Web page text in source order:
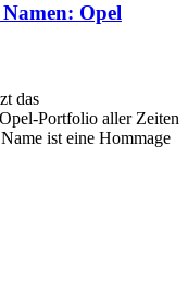
Opel
das
Portfolio aller Zeiten
ist eine Hommage